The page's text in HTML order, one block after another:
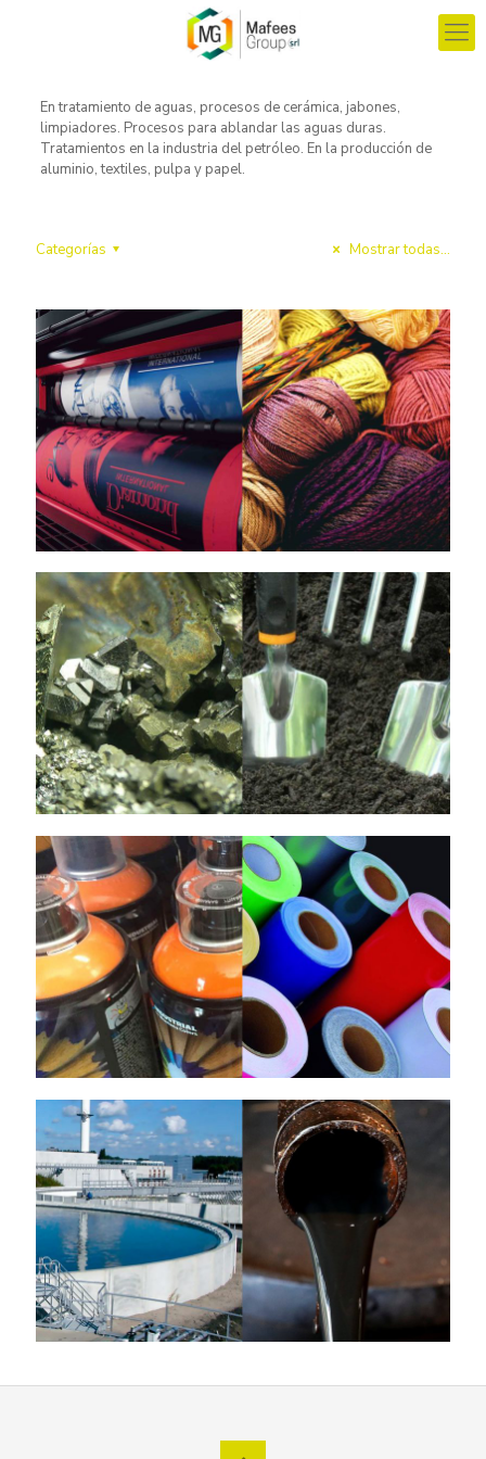
En tratamiento de aguas, procesos de cerámica, jabones,
limpiadores. Procesos para ablandar las aguas duras.
Tratamientos en la industria del petróleo. En la producción de
aluminio, textiles, pulpa y papel.
Categorías Mostrar todas...
Acetato de Etilo
[…]
Ácido Sulfúrico
Metil Etil Cetona
Carbonato de Sodio